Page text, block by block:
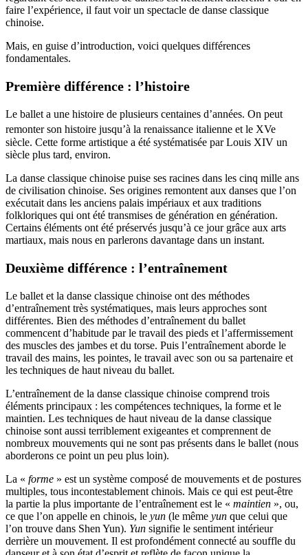
faire l’expérience, il faut voir un spectacle de danse classique
chinoise.
Mais, en guise d’introduction, voici quelques différences
fondamentales.
Première différence : l’histoire
Le ballet a une histoire de plusieurs centaines d’années. On peut
remonter son histoire jusqu’à la renaissance italienne et le XVe
siècle. Cette forme artistique a été systématisée par Louis XIV un
siècle plus tard, environ.
La danse classique chinoise puise ses racines dans les cinq mille ans
de civilisation chinoise. Ses origines remontent aux danses que l’on
exécutait dans les anciens palais impériaux et aux traditions
folkloriques qui ont été transmises de génération en génération.
Certains éléments ont été préservés jusqu’à ce jour grâce aux arts
martiaux, mais nous en parlerons davantage dans un instant.
Deuxième différence : l’entraînement
Le ballet et la danse classique chinoise ont des méthodes
d’entraînement très systématiques, mais leurs approches sont
différentes. Bien des méthodes d’entraînement du ballet
commencent d’habitude par le travail des pieds et l’affermissement
des muscles des jambes et du torse. Puis l’entraînement aborde le
travail des mains, les pointes, le travail avec son ou sa partenaire et
les techniques de haut niveau du ballet.
L’entraînement de la danse classique chinoise comprend trois
éléments principaux : les compétences techniques, la forme et le
maintien. Les techniques de haut niveau de la danse classique
chinoise sont aussi terriblement exigeantes et comprennent de
nombreux mouvements qui ne sont pas présents dans le ballet (nous
aborderons ce point un peu plus loin).
La « forme » est un système composé de mouvements et de postures
multiples, tous incontestablement chinois. Mais ce qui est peut-être
la partie la plus importante de l’entraînement est le « maintien », ou,
ce que l’on appelle en chinois, le yun (le même yun que celui que
l’on trouve dans Shen Yun). Yun signifie le sentiment intérieur
derrière un mouvement. Il est profondément connecté au souffle du